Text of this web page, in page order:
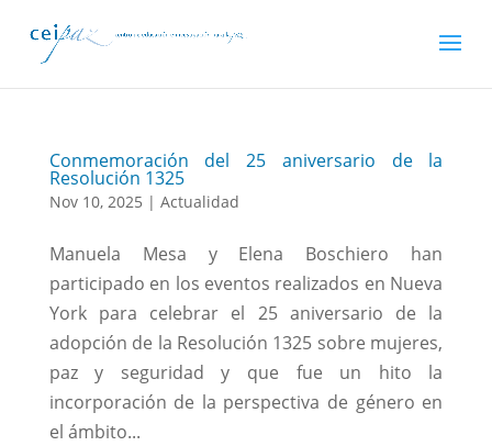
Conmemoración del 25 aniversario de la
Resolución 1325
Nov 10, 2025 | Actualidad
Manuela Mesa y Elena Boschiero han
participado en los eventos realizados en Nueva
York para celebrar el 25 aniversario de la
adopción de la Resolución 1325 sobre mujeres,
paz y seguridad y que fue un hito la
incorporación de la perspectiva de género en
el ámbito...